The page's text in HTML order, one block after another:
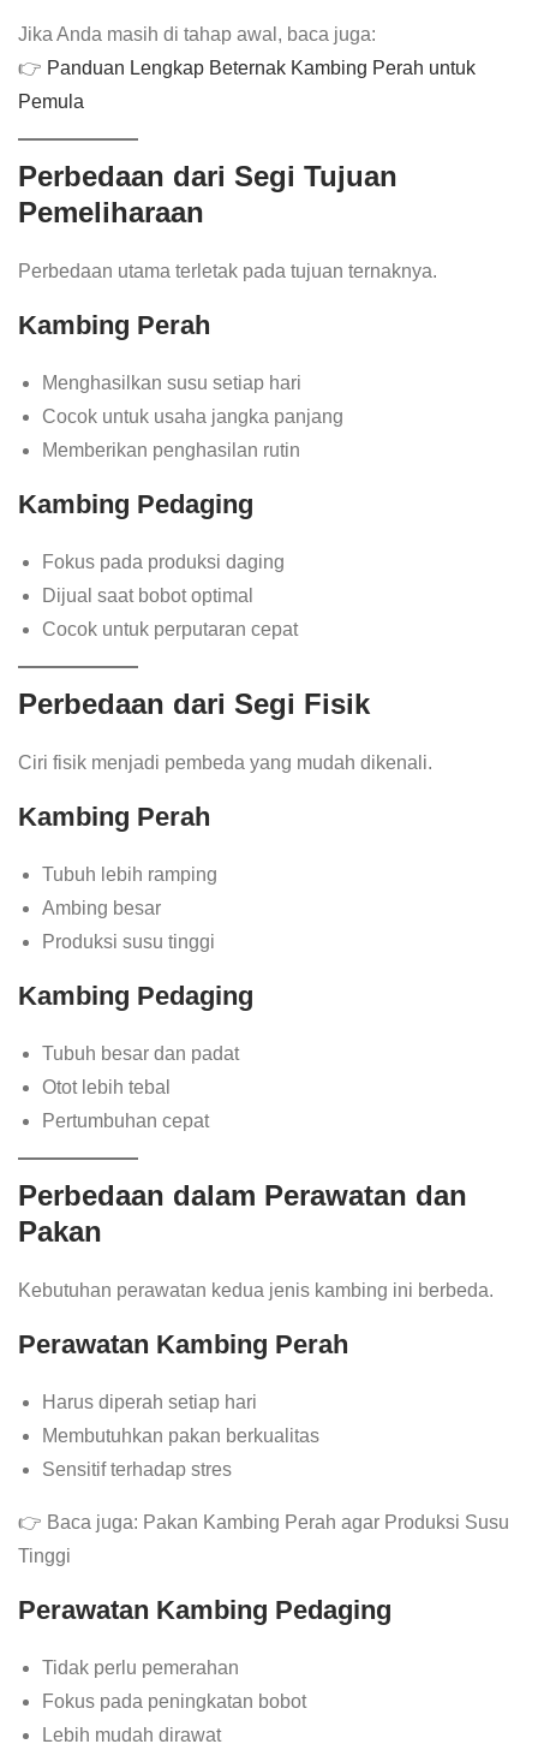
Jika Anda masih di tahap awal, baca juga:
👉 Panduan Lengkap Beternak Kambing Perah untuk
Pemula
Perbedaan dari Segi Tujuan
Pemeliharaan
Perbedaan utama terletak pada tujuan ternaknya.
Kambing Perah
Menghasilkan susu setiap hari
Cocok untuk usaha jangka panjang
Memberikan penghasilan rutin
Kambing Pedaging
Fokus pada produksi daging
Dijual saat bobot optimal
Cocok untuk perputaran cepat
Perbedaan dari Segi Fisik
Ciri fisik menjadi pembeda yang mudah dikenali.
Kambing Perah
Tubuh lebih ramping
Ambing besar
Produksi susu tinggi
Kambing Pedaging
Tubuh besar dan padat
Otot lebih tebal
Pertumbuhan cepat
Perbedaan dalam Perawatan dan
Pakan
Kebutuhan perawatan kedua jenis kambing ini berbeda.
Perawatan Kambing Perah
Harus diperah setiap hari
Membutuhkan pakan berkualitas
Sensitif terhadap stres
👉 Baca juga: Pakan Kambing Perah agar Produksi Susu
Tinggi
Perawatan Kambing Pedaging
Tidak perlu pemerahan
Fokus pada peningkatan bobot
Lebih mudah dirawat